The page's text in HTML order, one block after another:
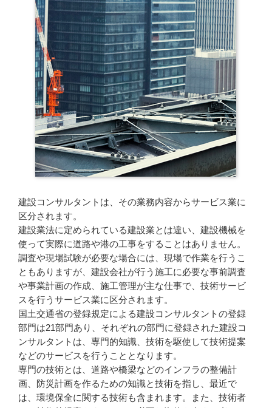
建設コンサルタントは、その業務内容からサービス業に
区分されます。
建設業法に定められている建設業とは違い、建設機械を
使って実際に道路や港の工事をすることはありません。
調査や現場試験が必要な場合には、現場で作業を行うこ
ともありますが、建設会社が行う施工に必要な事前調査
や事業計画の作成、施工管理が主な仕事で、技術サービ
スを行うサービス業に区分されます。
国土交通省の登録規定による建設コンサルタントの登録
部門は21部門あり、それぞれの部門に登録された建設コ
ンサルタントは、専門的知識、技術を駆使して技術提案
などのサービスを行うこととなります。
専門の技術とは、道路や橋梁などのインフラの整備計
画、防災計画を作るための知識と技術を指し、最近で
は、環境保全に関する技術も含まれます。また、技術者